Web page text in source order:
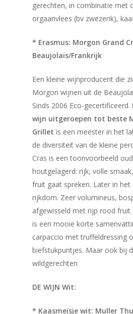
gerechten, in combinatie met
orgaanvlees (bv zwezerik),
* Erasmus: Morgon Grand
Beaujolais/Frankrijk
Een kleine wijnproducent die
Morgon wijnen uit de
Sinds 2006 Eco-gecertificeerd.
wijn uitgeroepen tot beste
Grillet is een meester in het
de diversiteit van de kleine
Cras is een toonvoorbeeld
houtgelagerd: rijk, volle
fruit gaat spreken. Later in het
rijkdom. Zeer volumineus,
afgewisseld met rijp rood fruit.
is een mooie korte
carpaccio met truffeldressing
biefstukpuntjes. Maar ook bij
wildgerechten
DE WIJN Wit:
* Kaasmeisje wit: Muller